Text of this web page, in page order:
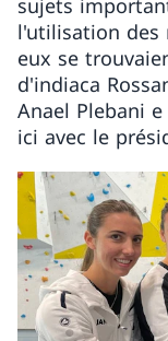
sujets
l'utilisation des
eux se
d'indiaca
Anael Plebani
ici avec le